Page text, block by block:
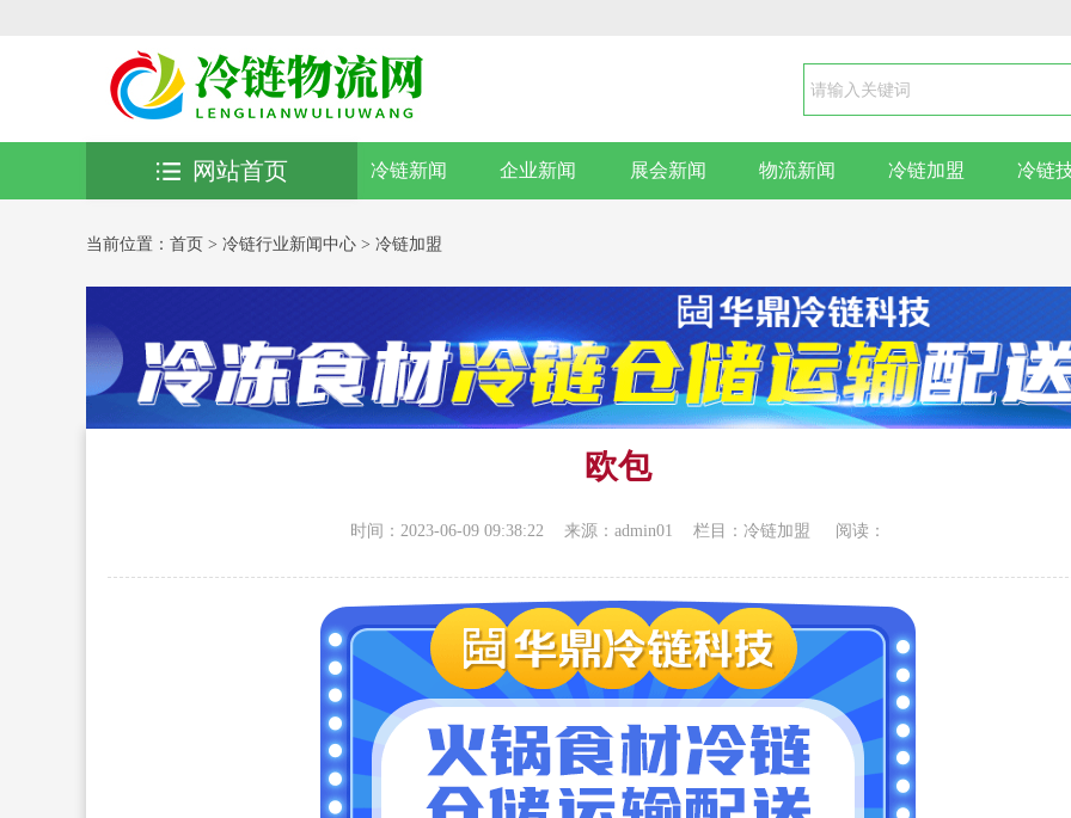
冷链新闻 企业新闻 展会新闻 物流新闻 冷链加盟 冷链
网站首页
当前位置： 首页 > 冷链行业新闻中心 > 冷链加盟
欧包
时间：2023-06-09 09:38:22 来源：admin01 栏目：冷链加盟 阅读：